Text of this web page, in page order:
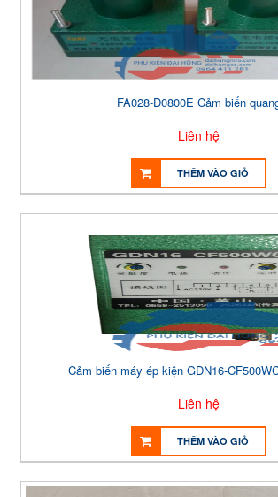
FA028-D0800E Cảm biến
Liên hệ
THÊM VÀO GIỎ
Cảm biến máy ép kiện GDN16-
Liên hệ
THÊM VÀO GIỎ